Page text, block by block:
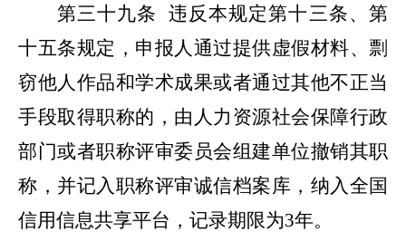
第三十九条 违反本规定第十三条、第
十五条规定，申报人通过提供虚假材料、剽
窃他人作品和学术成果或者通过其他不正当
手段取得职称的，由人力资源社会保障行政
部门或者职称评审委员会组建单位撤销其职
称，并记入职称评审诚信档案库，纳入全国
信用信息共享平台，记录期限为3年。